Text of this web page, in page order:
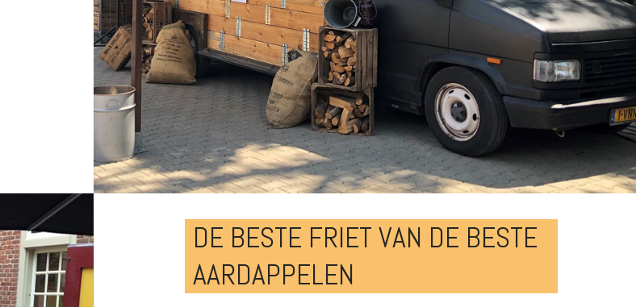
DE BESTE FRIET VAN DE BESTE
AARDAPPELEN